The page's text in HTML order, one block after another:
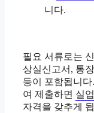
니다.
필요 서류로는
상실신고서, 통
등이 포함됩니
여 제출하면 실
자격을 갖추게